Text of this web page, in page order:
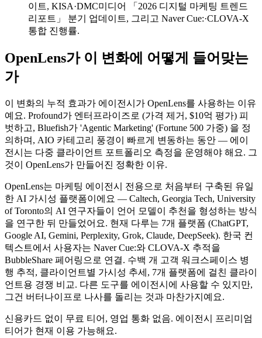
이트, KISA·DMC미디어 「2026 디지털 마케팅 트렌드
리포트」 분기 업데이트, 그리고 Naver Cue:·CLOVA-X
통합 진행률.
OpenLens가 이 변화에 어떻게 들어맞는
가
이 변화의 누적 효과가 에이전시가 OpenLens를 사용하는 이유
예요. Profound가 엔터프라이즈로 (가격 제거, $10억 평가) 피
벗하고, Bluefish가 'Agentic Marketing' (Fortune 500 가중) 을 정
의하며, AIO 카테고리 풍경이 빠르게 변동하는 동안 — 에이
전시는 다중 클라이언트 포트폴리오 측정을 운영해야 해요. 그
것이 OpenLens가 만들어진 정확한 이유.
OpenLens는 마케팅 에이전시 전용으로 처음부터 구축된 유일
한 AI 가시성 플랫폼이에요 — Caltech, Georgia Tech, University
of Toronto의 AI 연구자들이 언어 모델이 추천을 형성하는 방식
을 연구한 뒤 만들었어요. 현재 다루는 7개 플랫폼 (ChatGPT,
Google AI, Gemini, Perplexity, Grok, Claude, DeepSeek). 한국 컨
텍스트에서 사용자는 Naver Cue:와 CLOVA-X 추적을
BubbleShare 페어링으로 연결. 수백 개 고객 워크스페이스 병
행 추적, 클라이언트별 가시성 추세, 7개 플랫폼에 걸친 클라이
언트용 경쟁 비교. 다른 도구를 에이전시에 사용할 수 있지만,
그건 버터나이프로 나사를 돌리는 것과 마찬가지예요.
신용카드 없이 무료 티어, 영업 통화 없음. 에이전시 프리미엄
티어가 현재 이용 가능해요.